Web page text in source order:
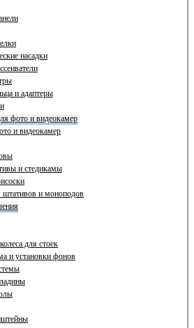
насадки
и адаптеры
фото и видеокамер
и видеокамер
и стедикамы
штативов и моноподов
для стоек
и установки фонов